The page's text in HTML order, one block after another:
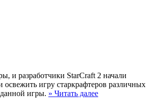
и разработчики StarCraft 2 начали
освежить игру старкрафтеров различных
игры. » Читать далее